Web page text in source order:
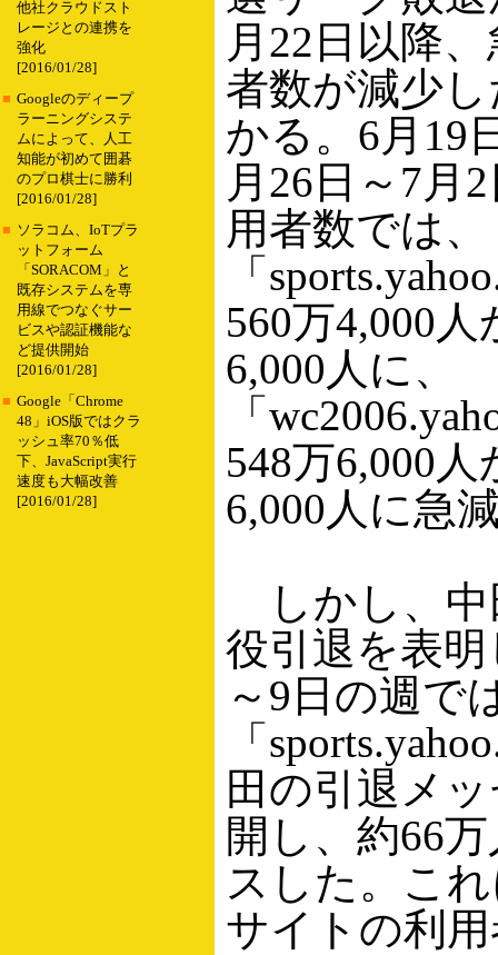
他社クラウドスト
レージとの連携を
強化
[2016/01/28]
■ Googleのディープ
ラーニングシステ
ムによって、人工
知能が初めて囲碁
のプロ棋士に勝利
[2016/01/28]
■ ソラコム、IoTプラ
ットフォーム
「SORACOM」と
既存システムを専
用線でつなぐサー
ビスや認証機能な
ど提供開始
[2016/01/28]
■ Google「Chrome
48」iOS版ではクラ
ッシュ率70％低
下、JavaScript実行
速度も大幅改善
[2016/01/28]
月22日以降
者数が減少
かる。6月19
月26日～7月
用者数では、
「
560万4,000人
6,000人に、
「
548万6,000人
6,000人に急
しかし、中
役引退を表
～9日の週で
「
田の引退メ
開し、約66
スした。こ
サイトの利